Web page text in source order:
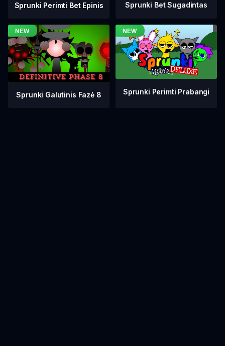
Sprunki Perimti Bet Epinis Sprunki Bet Sugadintas
Sprunki Galutinis Fazė 8 Sprunki Perimti Prabangi